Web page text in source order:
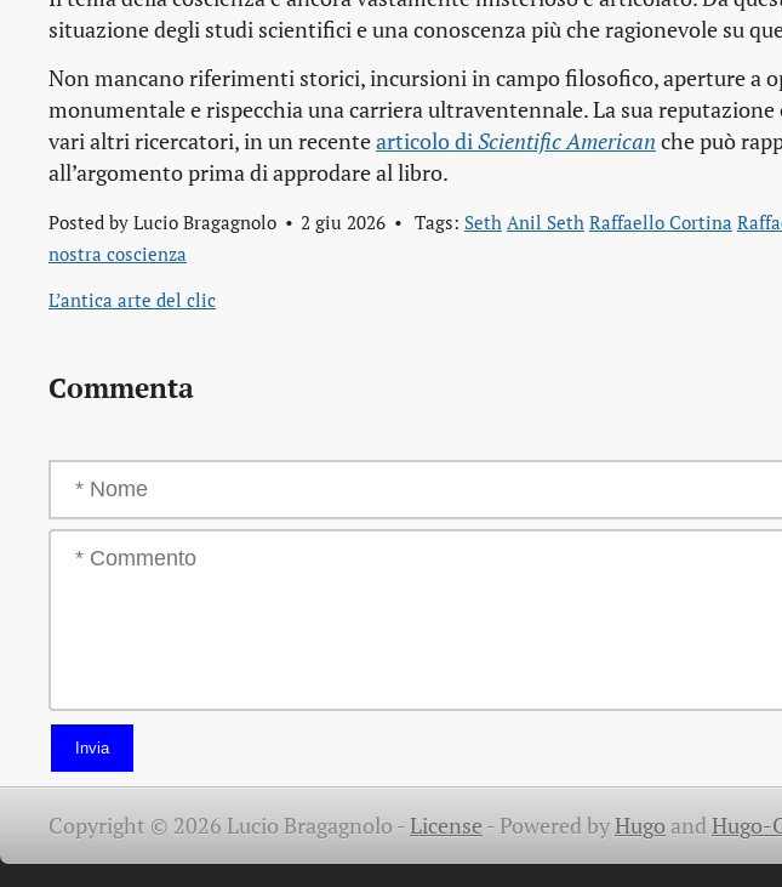
situazione degli studi scientifici e una conoscenza più che ragionevole su
Non mancano riferimenti storici, incursioni in campo filosofico, aperture a
monumentale e rispecchia una carriera ultraventennale. La sua
vari altri ricercatori, in un recentearticolo di Scientific American che può
all’argomento prima di approdare al libro.
Posted by Lucio Bragagnolo 2 giu 2026 Tags: Seth Anil Seth Raffaello Cortina
nostra coscienza
L’antica arte del clic
Commenta
Invia
Copyright © 2026 Lucio Bragagnolo -License -Powered byHugoandHugo-